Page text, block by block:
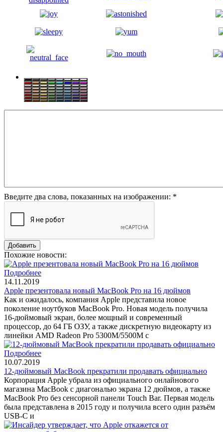
Введите два слова, показанных на изображении: *
Похожие новости:
Подробнее
14.11.2019
Apple презентовала новый MacBook Pro на 16 дюймов
Как и ожидалось, компания Apple представила новое
поколение ноутбуков MacBook Pro. Новая модель получила
16-дюймовый экран, более мощный и современный
процессор, до 64 ГБ ОЗУ, а также дискретную видеокарту из
линейки AMD Radeon Pro 5300М/5500М с
Подробнее
10.07.2019
12-дюймовый MacBook прекратили продавать официально
Корпорация Apple убрала из официального онлайнового
магазина MacBook с диагональю экрана 12 дюймов, а также
MacBook Pro без сенсорной панели Touch Bar. Первая модель
была представлена в 2015 году и получила всего один разъём
USB-C и